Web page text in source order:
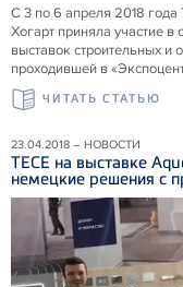
С 3 по 6 апреля 2018
Хогарт приняла участие
выставок строительных и
проходившей в
ЧИТАТЬ СТАТЬЮ
23.04.2018 – НОВОСТИ
ТЕСЕ на выставке
немецкие решения с